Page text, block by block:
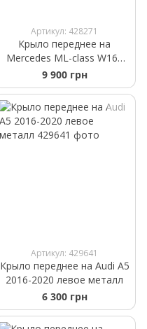
Артикул: 428271
Крыло переднее на
Mercedes ML-class W164
2008-2011 левое металл
9 900 грн
Артикул: 429641
Крыло переднее на Audi A5
2016-2020 левое металл
6 300 грн